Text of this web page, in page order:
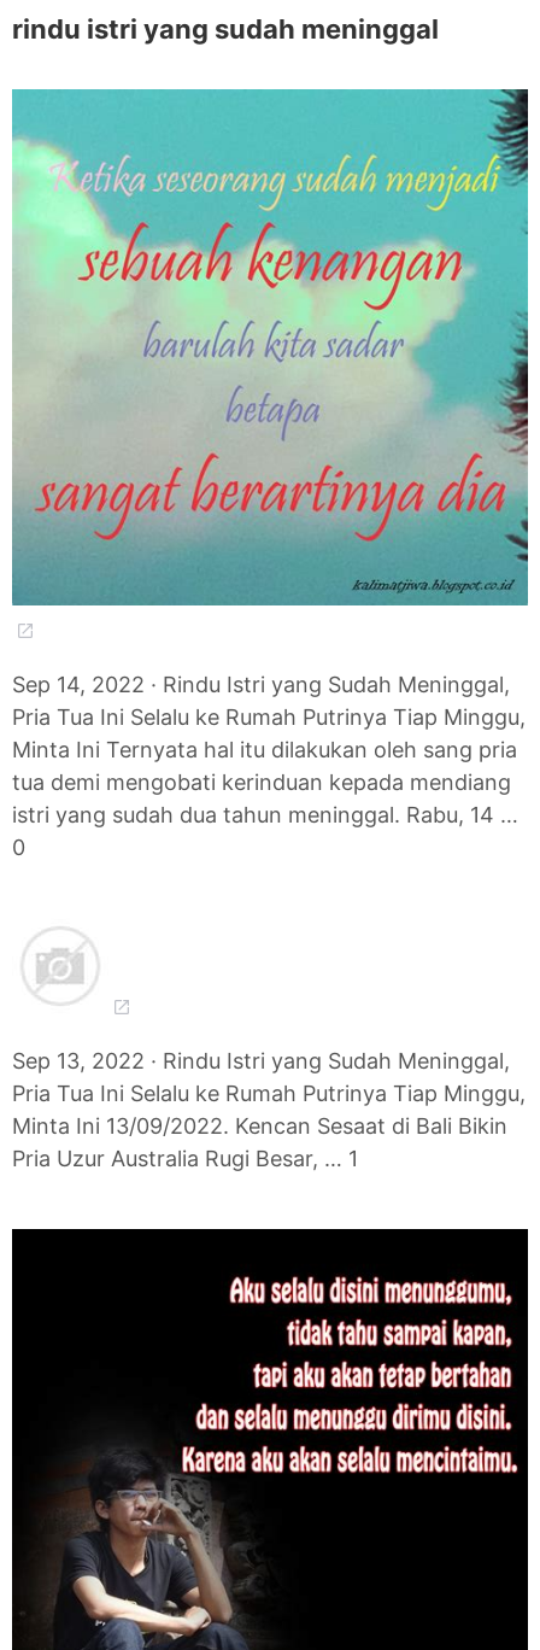
rindu istri yang sudah meninggal
Sep 14, 2022 · Rindu Istri yang Sudah Meninggal,
Pria Tua Ini Selalu ke Rumah Putrinya Tiap Minggu,
Minta Ini Ternyata hal itu dilakukan oleh sang pria
tua demi mengobati kerinduan kepada mendiang
istri yang sudah dua tahun meninggal. Rabu, 14 …
0
Sep 13, 2022 · Rindu Istri yang Sudah Meninggal,
Pria Tua Ini Selalu ke Rumah Putrinya Tiap Minggu,
Minta Ini 13/09/2022. Kencan Sesaat di Bali Bikin
Pria Uzur Australia Rugi Besar, … 1